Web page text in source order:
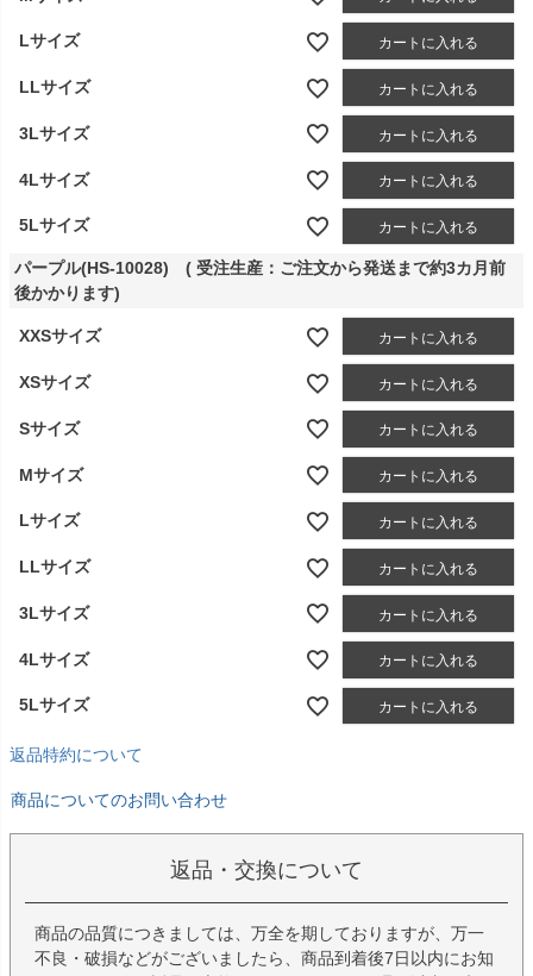
Lサイズ カートに入れる
LLサイズ カートに入れる
3Lサイズ カートに入れる
4Lサイズ カートに入れる
5Lサイズ カートに入れる
パープル(HS-10028) ( 受注生産：ご注文から発送まで約3カ月前
後かかります)
XXSサイズ カートに入れる
XSサイズ カートに入れる
Sサイズ カートに入れる
Mサイズ カートに入れる
Lサイズ カートに入れる
LLサイズ カートに入れる
3Lサイズ カートに入れる
4Lサイズ カートに入れる
5Lサイズ カートに入れる
返品特約について
商品についてのお問い合わせ
返品・交換について
商品の品質につきましては、万全を期しておりますが、万一
不良・破損などがございましたら、商品到着後7日以内にお知